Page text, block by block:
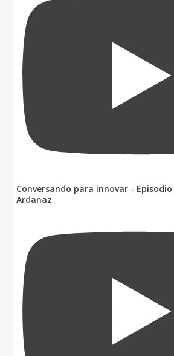
Conversando para innovar -
Ardanaz